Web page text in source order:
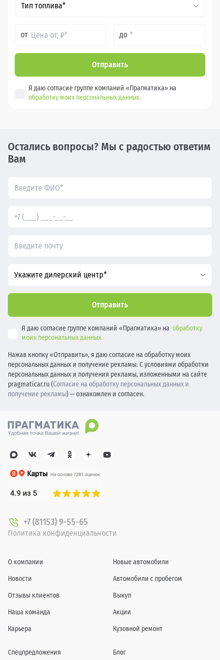
Тип топлива*
от до
Отправить
Я даю согласие группе компаний «Прагматика» на
обработку моих персональных данных.
Остались вопросы? Мы с радостью ответим
Вам
Укажите дилерский центр*
Отправить
Я даю согласие группе компаний «Прагматика» на обработку
моих персональных данных.
Нажав кнопку «Отправить», я даю согласие на обработку моих
персональных данных и получение рекламы. С условиями обработки
персональных данных и получения рекламы, изложенными на сайте
pragmaticar.ru (Согласие на обработку персональных данных и
получение рекламы) — ознакомлен и согласен.
+7 (81153) 9-55-65
Политика конфиденциальности
О компании
Новости
Отзывы клиентов
Наша команда
Карьера
Новые автомобили
Автомобили с пробегом
Выкуп
Акции
Кузовной ремонт
Спецпредложения Блог